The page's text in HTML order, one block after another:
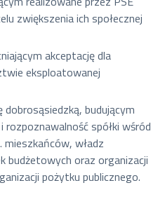
zwiększenia ich społecznej
akceptację dla
eksploatowanej
dobrosąsiedzką, budującym
spółki wśród
władz
budżetowych oraz organizacji
pożytku publicznego.